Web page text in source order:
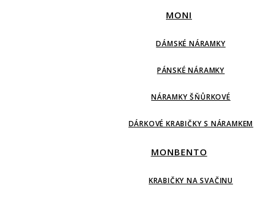
MONI
DÁMSKÉ NÁRAMKY
PÁNSKÉ NÁRAMKY
NÁRAMKY ŠŇŮRKOVÉ
DÁRKOVÉ KRABIČKY S NÁRAMKEM
MONBENTO
KRABIČKY NA SVAČINU